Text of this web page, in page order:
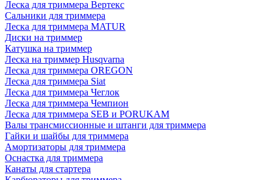
Леска для триммера Вертекс
Сальники для триммера
Леска для триммера MATUR
Диски на триммер
Катушка на триммер
Леска на триммер Husqvarna
Леска для триммера OREGON
Леска для триммера Siat
Леска для триммера Чеглок
Леска для триммера Чемпион
Леска для триммера SEB и PORUKAM
Валы трансмиссионные и штанги для триммера
Гайки и шайбы для триммера
Амортизаторы для триммера
Оснастка для триммера
Канаты для стартера